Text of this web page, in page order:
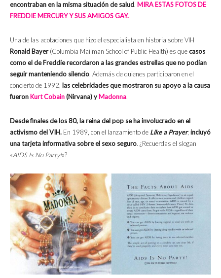
encontraban en la misma situación de salud. MIRA ESTAS FOTOS DE
FREDDIE MERCURY Y SUS AMIGOS GAY.
Una de las acotaciones que hizo el especialista en historia sobre VIH
Ronald Bayer(Columbia Mailman School of Public Health) es quecasos
como el de Freddie recordaron a las grandes estrellas que no podían
seguir manteniendo silencio. Además de quienes participaron en el
concierto de 1992, las celebridades que mostraron su apoyo a la causa
fueron Kurt Cobain(Nirvana) y Madonna.
Desde finales de los 80, la reina del pop se ha involucrado en el
activismo del VIH. En 1989, con el lanzamiento de Like a Prayer, incluyó
una tarjeta informativa sobre el sexo seguro. ¿Recuerdas el slogan
«AIDS Is No Party!»?